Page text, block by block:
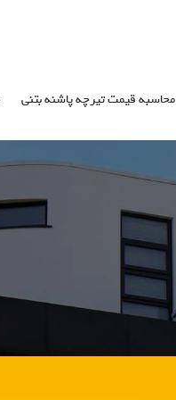
محاسبه قیمت تیرچه پاشنه بتنی